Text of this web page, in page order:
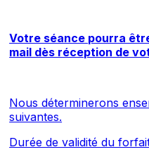
Votre séance pourra
mail dès réception de
Nous déterminerons
suivantes.
Durée de validité du